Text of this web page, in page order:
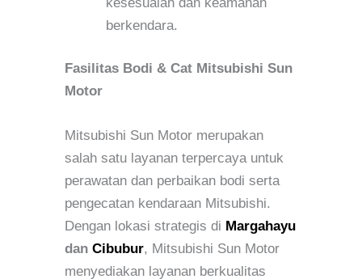
berkendara.
Fasilitas Bodi & Cat Mitsubishi Sun
Motor
Mitsubishi Sun Motor merupakan
salah satu layanan terpercaya untuk
perawatan dan perbaikan bodi serta
pengecatan kendaraan Mitsubishi.
Dengan lokasi strategis di Margahayu
dan Cibubur, Mitsubishi Sun Motor
menyediakan layanan berkualitas